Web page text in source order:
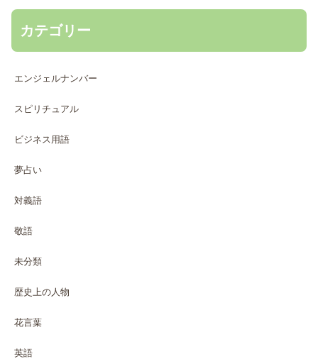
カテゴリー
エンジェルナンバー
スピリチュアル
ビジネス用語
夢占い
対義語
敬語
未分類
歴史上の人物
花言葉
英語